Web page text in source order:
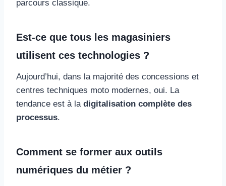
parcours classique.
Est-ce que tous les magasiniers
utilisent ces technologies ?
Aujourd’hui, dans la majorité des concessions et
centres techniques moto modernes, oui. La
tendance est à la digitalisation complète des
processus.
Comment se former aux outils
numériques du métier ?